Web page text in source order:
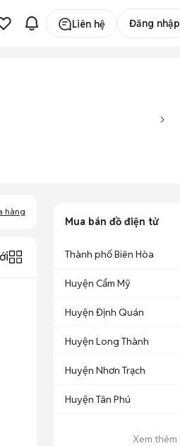
Liên hệ Đăng nhập
hàng
Mua bán đồ điện tử
Thành phố Biên Hòa
Huyện Cẩm Mỹ
Huyện Định Quán
Huyện Long Thành
Huyện Nhơn Trạch
Huyện Tân Phú
Xem thêm